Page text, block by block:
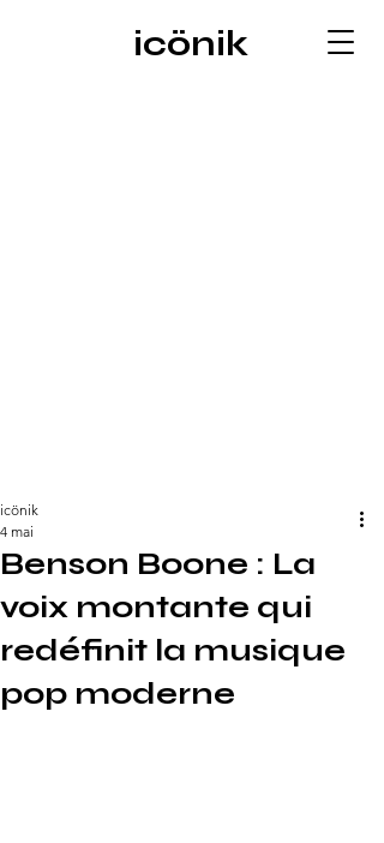
icönik
Benson Boone : La
voix montante qui
redéfinit la musique
pop moderne
icönik
4 mai